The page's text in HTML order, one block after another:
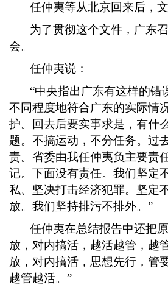
任仲夷等从北京回来后，
为了贯彻这个文件，广东
会。
任仲夷说：
“中央指出广东有这样的错
不同程度地符合广东的实际情
护。回去后要实事求是，有什
题。不搞运动，不分任务。过
责。省委由我任仲夷负主要责
记。下面没有责任。我们坚定
私、坚决打击经济犯罪。坚定
放。我们坚持排污不排外。”
任仲夷在总结报告中还把
放，对内搞活，越活越管，越
放，对内搞活，思想先行，管
越管越活。”